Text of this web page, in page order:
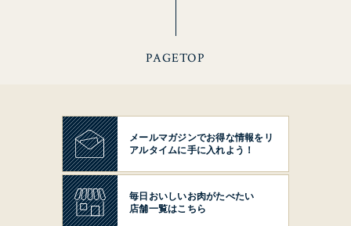
PAGETOP
メールマガジンでお得な情報を リ
アルタイムに手に入れよう！
毎日おいしいお肉がたべたい
店舗一覧はこちら